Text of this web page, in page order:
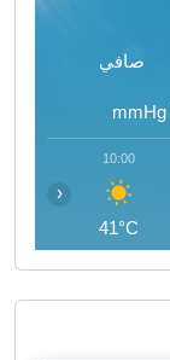
صافي
mmHg
10:00
41°C
‹